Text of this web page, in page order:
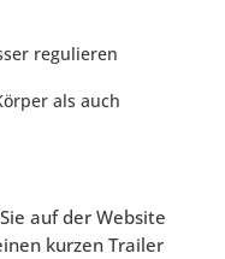
regulieren
als auch
auf der Website
kurzen Trailer